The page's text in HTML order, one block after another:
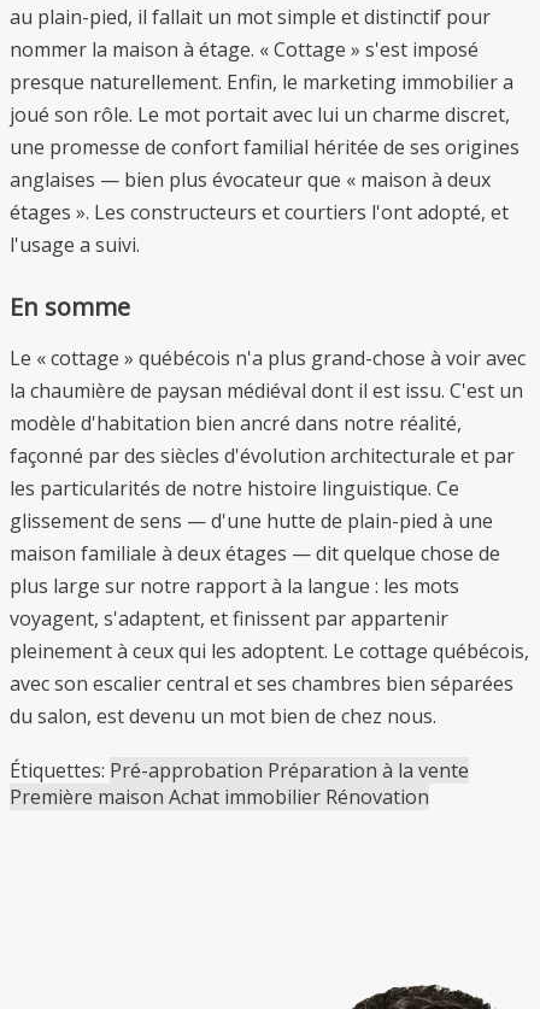
au plain-pied, il fallait un mot simple et distinctif pour
nommer la maison à étage. « Cottage » s'est imposé
presque naturellement. Enfin, le marketing immobilier a
joué son rôle. Le mot portait avec lui un charme discret,
une promesse de confort familial héritée de ses origines
anglaises — bien plus évocateur que « maison à deux
étages ». Les constructeurs et courtiers l'ont adopté, et
l'usage a suivi.
En somme
Le « cottage » québécois n'a plus grand-chose à voir avec
la chaumière de paysan médiéval dont il est issu. C'est un
modèle d'habitation bien ancré dans notre réalité,
façonné par des siècles d'évolution architecturale et par
les particularités de notre histoire linguistique. Ce
glissement de sens — d'une hutte de plain-pied à une
maison familiale à deux étages — dit quelque chose de
plus large sur notre rapport à la langue : les mots
voyagent, s'adaptent, et finissent par appartenir
pleinement à ceux qui les adoptent. Le cottage québécois,
avec son escalier central et ses chambres bien séparées
du salon, est devenu un mot bien de chez nous.
Étiquettes: Pré-approbation Préparation à la vente
Première maison Achat immobilier Rénovation